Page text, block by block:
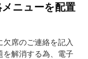
ニューを配置
席のご連絡を記入
を解消する為、電子